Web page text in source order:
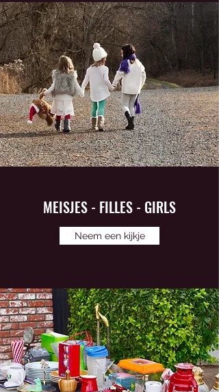
MEISJES - FILLES - GIRLS
Neem een kijkje